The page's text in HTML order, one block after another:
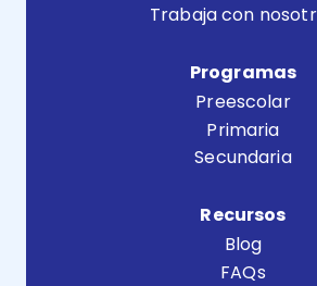
Trabaja con
Programas
Preescolar
Primaria
Secundaria
Recursos
Blog
FAQs